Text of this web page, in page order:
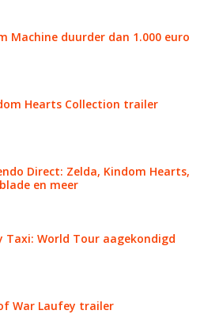
Machine duurder dan 1.000 euro
Hearts Collection trailer
Direct: Zelda, Kindom Hearts,
en meer
Taxi: World Tour aagekondigd
War Laufey trailer